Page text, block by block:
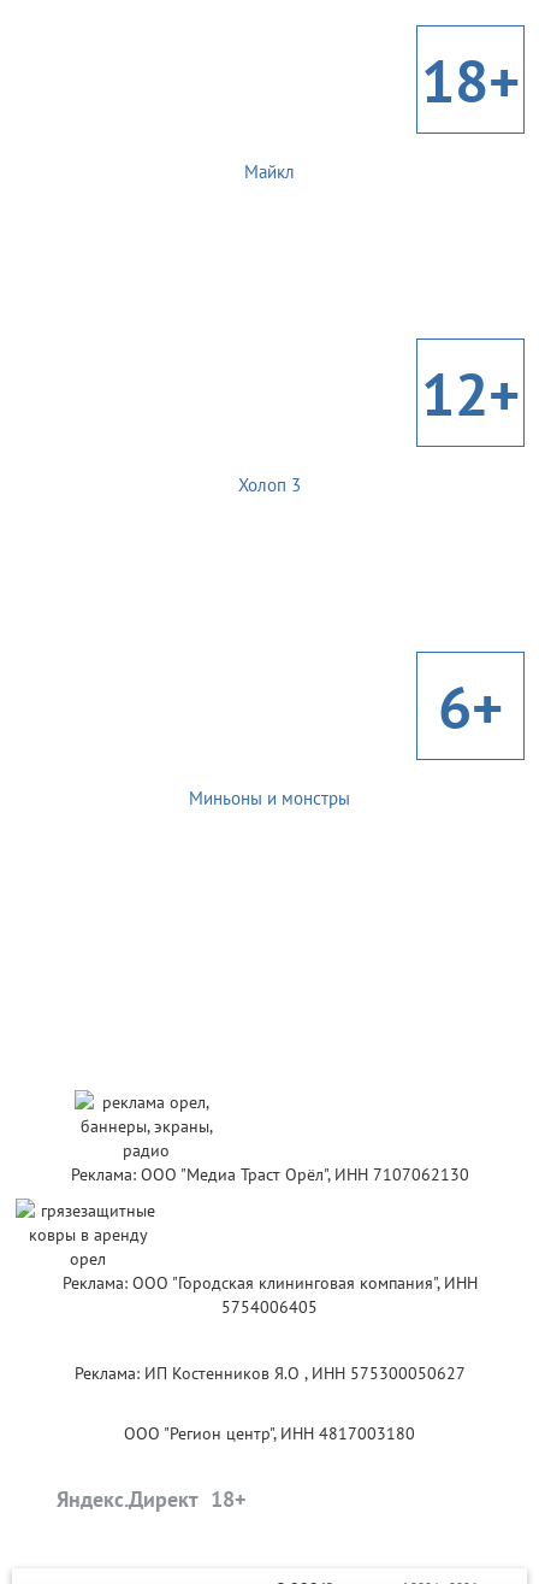
18+
Майкл
12+
Холоп 3
6+
Миньоны и монстры
Реклама: ООО "Медиа Траст Орёл", ИНН 7107062130
Реклама: ООО "Городская клининговая компания", ИНН
5754006405
Реклама: ИП Костенников Я.О , ИНН 575300050627
ООО "Регион центр", ИНН 4817003180
Яндекс.Директ